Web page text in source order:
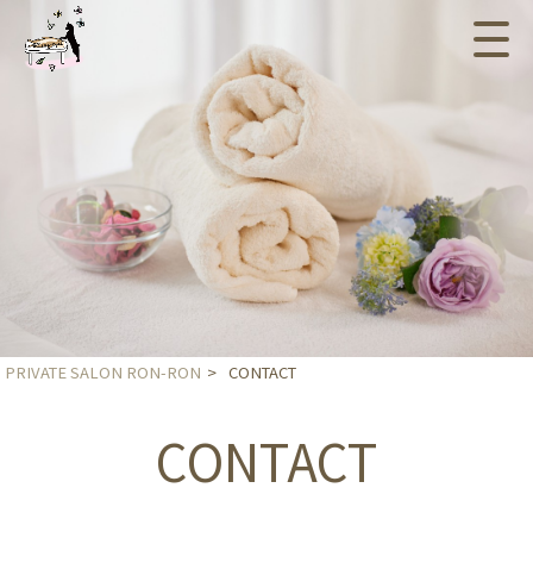
PRIVATE SALON RON-RON > CONTACT
CONTACT